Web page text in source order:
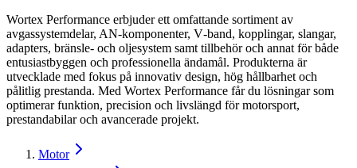
Wortex Performance erbjuder ett omfattande sortiment av
avgassystemdelar, AN-komponenter, V‑band, kopplingar, slangar,
adapters, bränsle- och oljesystem samt tillbehör och annat för både
entusiastbyggen och professionella ändamål. Produkterna är
utvecklade med fokus på innovativ design, hög hållbarhet och
pålitlig prestanda. Med Wortex Performance får du lösningar som
optimerar funktion, precision och livslängd för motorsport,
prestandabilar och avancerade projekt.
Motor